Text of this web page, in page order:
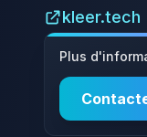
kleer.tech
Plus